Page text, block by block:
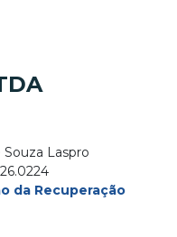
Laspro
da Recuperação